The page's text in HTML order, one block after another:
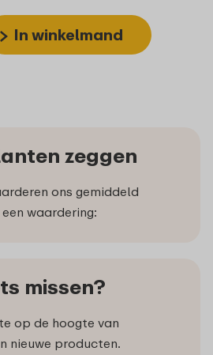
In winkelmand
zeggen
ons gemiddeld
waardering:
missen?
op de hoogte van
nieuwe producten.